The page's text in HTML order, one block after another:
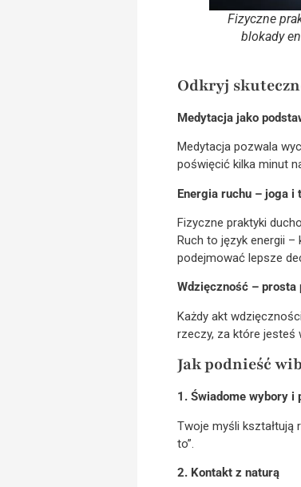
Fizyczne
blokady
Odkryj
Medytacja jako
Medytacja pozwala
poświęcić kilka minut
Energia ruchu – joga i
Fizyczne praktyki
Ruch to język energii
podejmować lepsze
Wdzięczność –
Każdy akt
rzeczy, za które jesteś
Jak podnieść
1. Świadome wybory i
Twoje myśli
to”.
2. Kontakt z naturą